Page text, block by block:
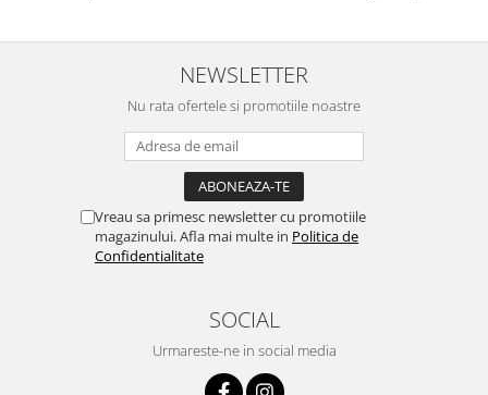
treaba,va multumesc pentru
rapiditate si
amabilitate,RECOMAND 100%
NEWSLETTER
Nu rata ofertele si promotiile noastre
Vreau sa primesc newsletter cu promotiile
magazinului. Afla mai multe in Politica de
Confidentialitate
SOCIAL
Urmareste-ne in social media